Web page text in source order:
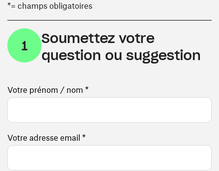
*= champs obligatoires
1
Soumettez votre
question ou suggestion
Votre prénom / nom *
Votre adresse email *